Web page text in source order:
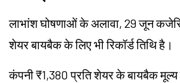
लाभांश घोषणाओं के अलावा, 29 जून
शेयर बायबैक के लिए भी रिकॉर्ड तिथि है।
कंपनी ₹1,380 प्रति शेयर के बायबैक